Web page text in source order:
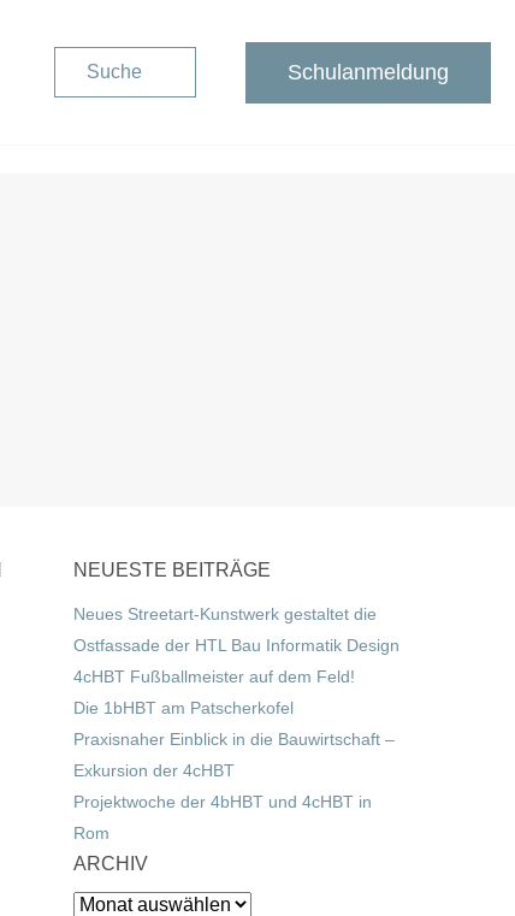
Suche Schulanmeldung
NEUESTE BEITRÄGE
Neues Streetart-Kunstwerk gestaltet die
Ostfassade der HTL Bau Informatik Design
4cHBT Fußballmeister auf dem Feld!
Die 1bHBT am Patscherkofel
Praxisnaher Einblick in die Bauwirtschaft –
Exkursion der 4cHBT
Projektwoche der 4bHBT und 4cHBT in
Rom
ARCHIV
Archiv